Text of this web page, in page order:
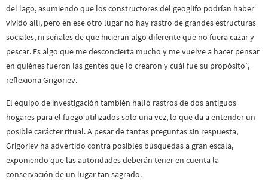
del lago, asumiendo que los constructores del geoglifo podrían haber
vivido allí, pero en ese otro lugar no hay rastro de grandes estructuras
sociales, ni señales de que hicieran algo diferente que no fuera cazar y
pescar. Es algo que me desconcierta mucho y me vuelve a hacer pensar
en quiénes fueron las gentes que lo crearon y cuál fue su propósito”,
reflexiona Grigoriev.
El equipo de investigación también halló rastros de dos antiguos
hogares para el fuego utilizados solo una vez, lo que da a entender un
posible carácter ritual. A pesar de tantas preguntas sin respuesta,
Grigoriev ha advertido contra posibles búsquedas a gran escala,
exponiendo que las autoridades deberán tener en cuenta la
conservación de un lugar tan sagrado.